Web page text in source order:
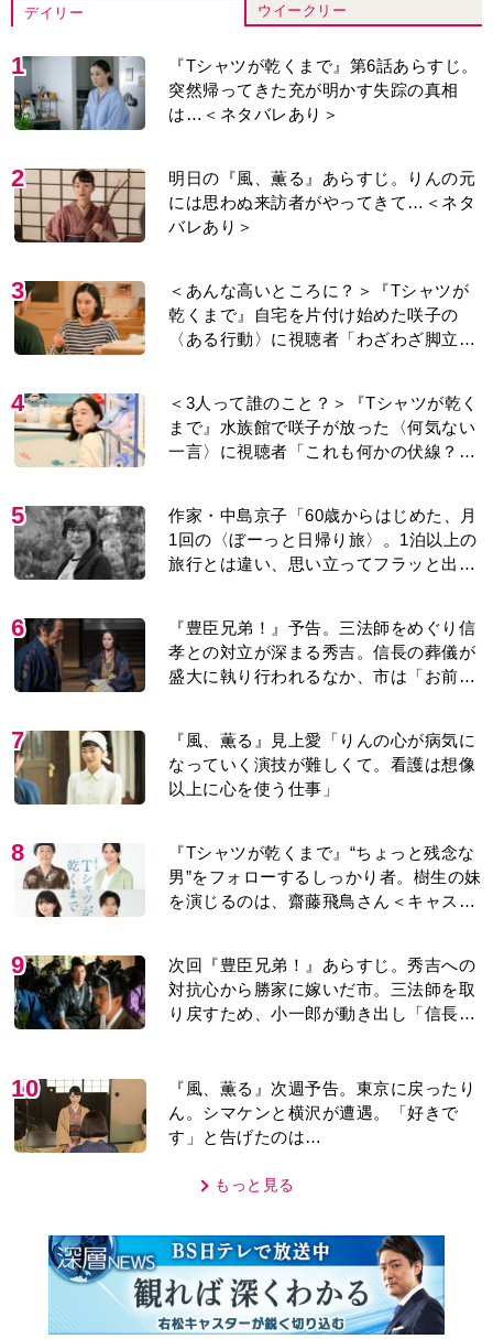
デイリー ウイークリー
1
『Tシャツが乾くまで』第6話あらすじ。
突然帰ってきた充が明かす失踪の真相
は…＜ネタバレあり＞
2
明日の『風、薫る』あらすじ。りんの元
には思わぬ来訪者がやってきて…＜ネタ
バレあり＞
3
＜あんな高いところに？＞『Tシャツが
乾くまで』自宅を片付け始めた咲子の
〈ある行動〉に視聴者「わざわざ脚立買
4
＜3人って誰のこと？＞『Tシャツが乾く
まで』水族館で咲子が放った〈何気ない
一言〉に視聴者「これも何かの伏線？」
5
作家・中島京子「60歳からはじめた、月
1回の〈ぼーっと日帰り旅〉。1泊以上の
旅行とは違い、思い立ってフラッと出か
6
『豊臣兄弟！』予告。三法師をめぐり信
孝との対立が深まる秀吉。信長の葬儀が
盛大に執り行われるなか、市は「お前ら
7
『風、薫る』見上愛「りんの心が病気に
なっていく演技が難しくて。看護は想像
以上に心を使う仕事」
8
『Tシャツが乾くまで』“ちょっと残念な
男”をフォローするしっかり者。樹生の妹
を演じるのは、齋藤飛鳥さん＜キャスト
9
次回『豊臣兄弟！』あらすじ。秀吉への
対抗心から勝家に嫁いだ市。三法師を取
り戻すため、小一郎が動き出し「信長の
10
『風、薫る』次週予告。東京に戻ったり
ん。シマケンと横沢が遭遇。「好きで
す」と告げたのは…
もっと見る